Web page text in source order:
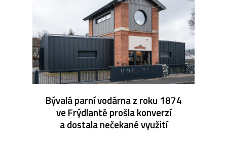
Bývalá parní vodárna z roku 1874
ve Frýdlantě prošla konverzí
a dostala nečekané využití